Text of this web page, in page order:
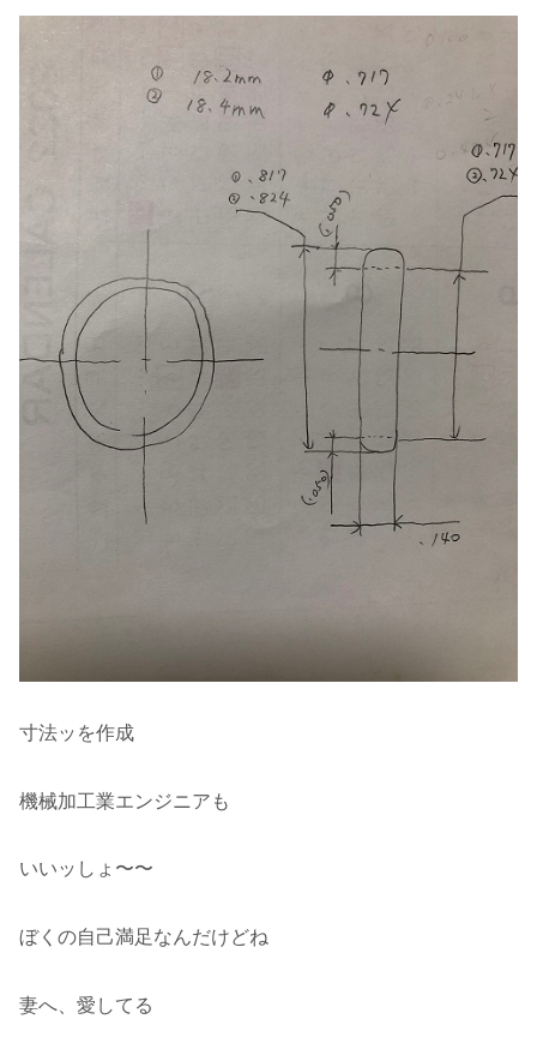
寸法ッを作成
機械加工業エンジニアも
いいッしょ〜〜
ぼくの自己満足なんだけどね
妻へ、愛してる